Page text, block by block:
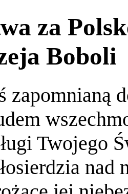
za
Boboli
zapomnianą
Twojego
nad